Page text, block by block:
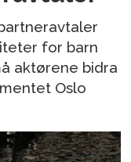
for barn
aktørene bidra
Oslo